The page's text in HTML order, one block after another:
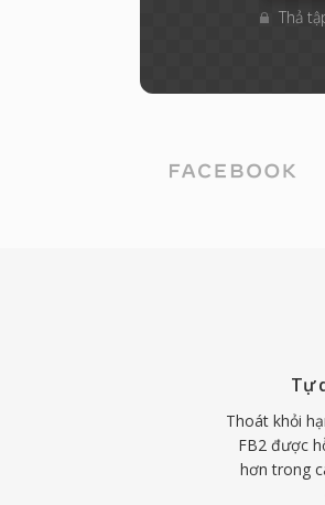
Thả
Tự
Thoát khỏi
FB2 được
hơn trong